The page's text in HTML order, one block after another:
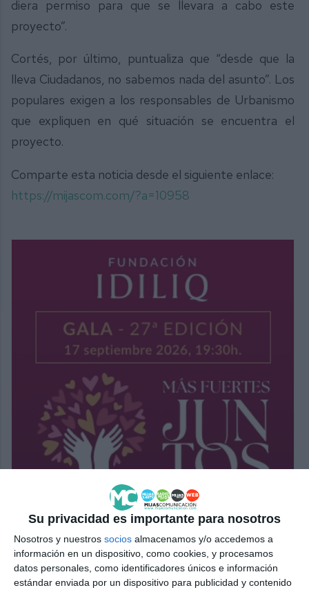
Su privacidad es importante para nosotros
Nosotros y nuestros socios almacenamos y/o accedemos a
información en un dispositivo, como cookies, y procesamos
datos personales, como identificadores únicos e información
estándar enviada por un dispositivo para publicidad y contenido
diera permiso para que se llevara a cabo este
proyecto”.
Cortés, por último, puntualiza que “desde que la
lleva Ciudadanos, no sabemos nada del asunto”. Los
populares exigen a los responsables de Urbanismo
que expliquen en qué situación se encuentra el
proyecto.
Comparte esta noticia desde el siguiente enlace:
https://mijascom.com/?a=10958